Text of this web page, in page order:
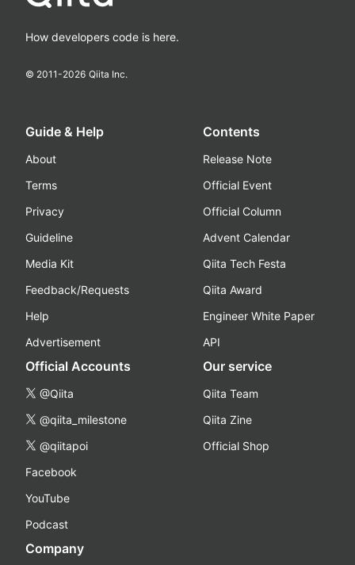
How developers code is here.
© 2011-2026 Qiita Inc.
Guide & Help
About
Terms
Privacy
Guideline
Media Kit
Feedback/Requests
Help
Advertisement
Contents
Release Note
Official Event
Official Column
Advent Calendar
Qiita Tech Festa
Qiita Award
Engineer White Paper
API
Official Accounts
@Qiita
@qiita_milestone
@qiitapoi
Facebook
YouTube
Podcast
Our service
Qiita Team
Qiita Zine
Official Shop
Company